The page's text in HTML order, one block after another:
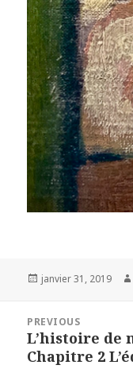
Posted
janvier 31, 2019
l’article
PREVIOUS
Previous
post:
L’histoire de
Chapitre 2